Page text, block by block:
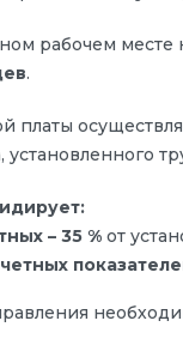
рабочем месте
.
платы
установленного
– 35 % от